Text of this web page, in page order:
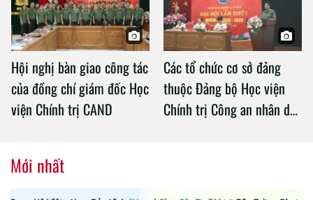
Hội nghị bàn giao công tác
của đồng chí giám đốc Học
viện Chính trị CAND
Các tổ chức cơ sở đảng
thuộc Đảng bộ Học viện
Chính trị Công an nhân dân
Mới nhất